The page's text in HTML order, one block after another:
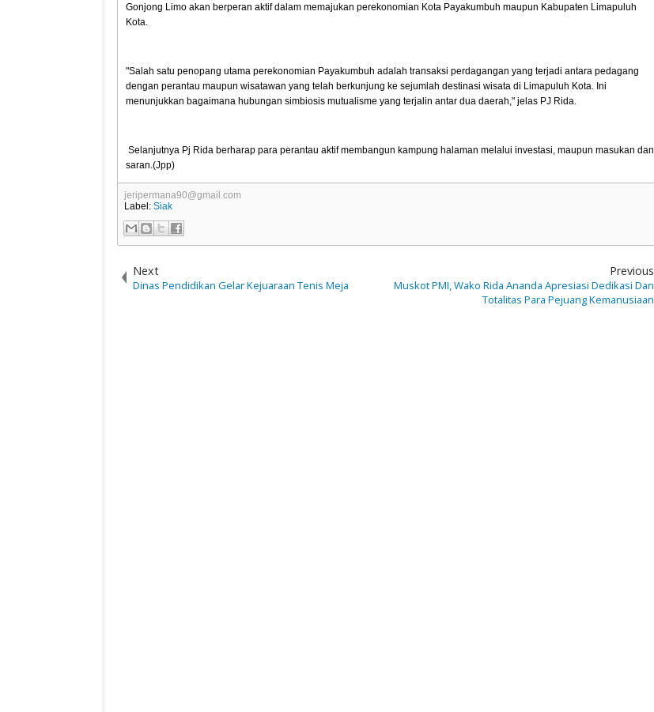
Gonjong Limo akan berperan aktif dalam memajukan perekonomian Kota Payakumbuh maupun Kabupaten Limapuluh
Kota.
"Salah satu penopang utama perekonomian Payakumbuh adalah transaksi perdagangan yang terjadi antara pedagang
dengan perantau maupun wisatawan yang telah berkunjung ke sejumlah destinasi wisata di Limapuluh Kota. Ini
menunjukkan bagaimana hubungan simbiosis mutualisme yang terjalin antar dua daerah," jelas PJ Rida.
Selanjutnya Pj Rida berharap para perantau aktif membangun kampung halaman melalui investasi, maupun masukan dan
saran.(Jpp)
jeripermana90@gmail.com
Label:Siak
Next
Dinas Pendidikan Gelar Kejuaraan Tenis Meja
Previous
Muskot PMI, Wako Rida Ananda Apresiasi Dedikasi Dan
Totalitas Para Pejuang Kemanusiaan